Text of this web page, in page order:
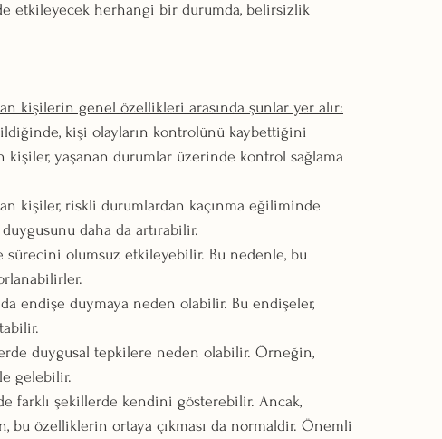
etkileyecek herhangi bir durumda, belirsizlik
kişilerin genel özellikleri arasında şunlar yer alır:
kişi olayların kontrolünü kaybettiğini
kişiler, yaşanan durumlar üzerinde kontrol sağlama
kişiler, riskli durumlardan kaçınma eğiliminde
daha da artırabilir.
sürecini olumsuz etkileyebilir. Bu nedenle, bu
endişe duymaya neden olabilir. Bu endişeler,
duygusal tepkilere neden olabilir. Örneğin,
gelebilir.
farklı şekillerde kendini gösterebilir. Ancak,
özelliklerin ortaya çıkması da normaldir. Önemli